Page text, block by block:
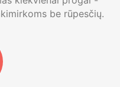
be rūpesčių.